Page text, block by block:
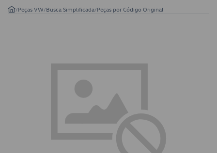
/Peças VW/Busca Simplificada/Peças por Código Original